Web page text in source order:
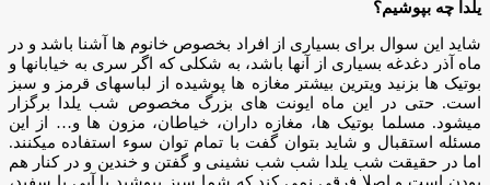
یلدا چه بپوشیم؟
شاید این سوال برای بسیاری از افراد بخصوص خانوم ها آشنا باشد و در
ماه آذر دغدغه بسیاری از آنها باشد، به شکلی که اگر سری به خیابانها و
بوتیک ها بزنید ویترین بیشتر مغازه ها پوشیده از لباسهای قرمز و سبز
است. حتی در این ماه ایونت های بزرگ مخصوص شب یلدا برگزار
میشود. مسلما بوتیک ها، مغازه داران، خیاطان، مزون ها و… از این
مسئله استقبال و شاید بتوان گفت با تمام توان سوء استفاده میکنند.
اما در حقیقت شب یلدا شب شب نشینی و گفتن و خندین و در کنار هم
بودن است و اصلا فرقی نمی کند که شما سبز بپوشید یا آبی یا سفید،